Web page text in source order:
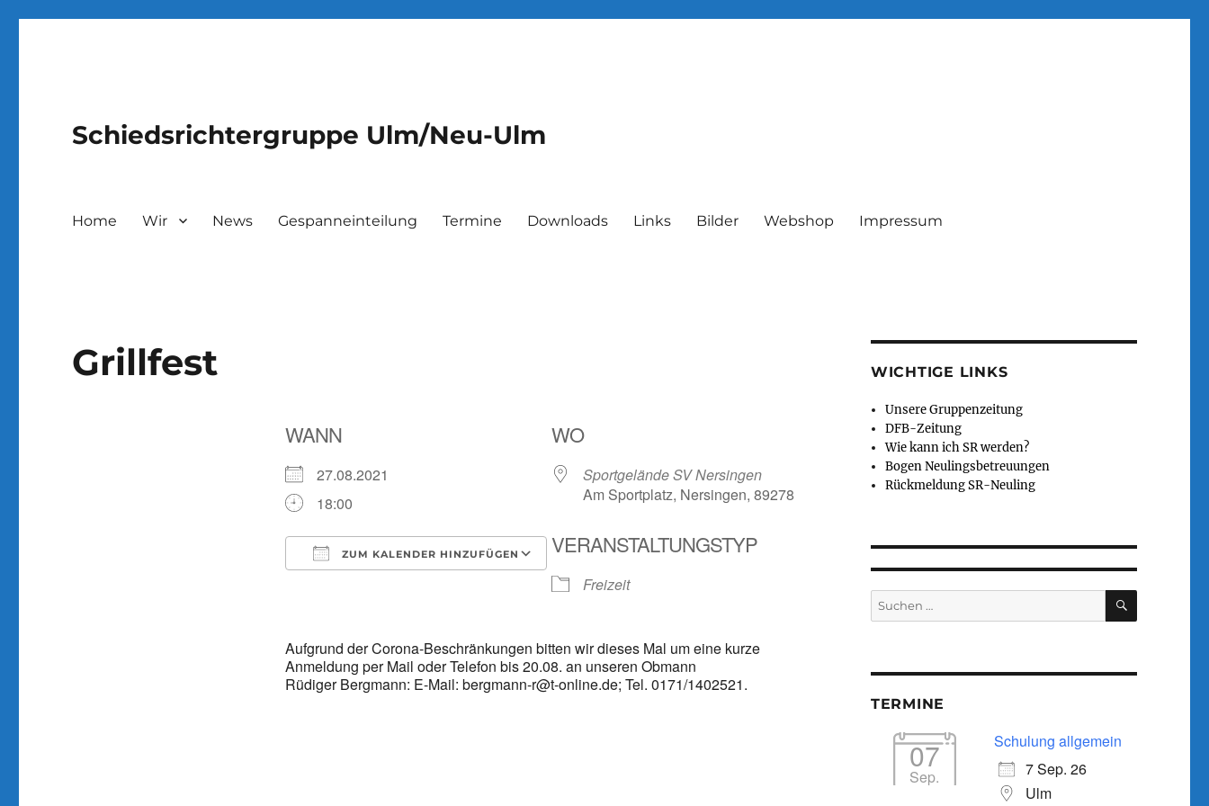
Schiedsrichtergruppe Ulm/Neu-Ulm
Home Wir News Gespanneinteilung Termine Downloads Links Bilder Webshop Impressum
Grillfest
WANN
27.08.2021
18:00
ZUM KALENDER HINZUFÜGEN
Google Kalender Office 365
WO
Sportgelände SV Nersingen
Am Sportplatz, Nersingen, 89278
VERANSTALTUNGSTYP
Freizeit
Aufgrund der Corona-Beschränkungen bitten wir dieses Mal um eine kurze
Anmeldung per Mail oder Telefon bis 20.08. an unseren Obmann
Rüdiger Bergmann: E-Mail: bergmann-r@t-online.de; Tel. 0171/1402521.
WICHTIGE LINKS
Unsere Gruppenzeitung
DFB-Zeitung
Wie kann ich SR werden?
Bogen Neulingsbetreuungen
Rückmeldung SR-Neuling
Suchen
nach:
SUCHEN
TERMINE
07
Sep.
Schulung allgemein
7 Sep. 26
Ulm